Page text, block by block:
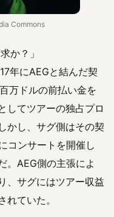
Commons
か？」
年にAEGと結んだ契
万ドルの前払い金を
してツアーの独占プロ
かし、サグ側はその契
コンサートを開催し
。AEG側の主張によ
、サグにはツアー収益
ていた。